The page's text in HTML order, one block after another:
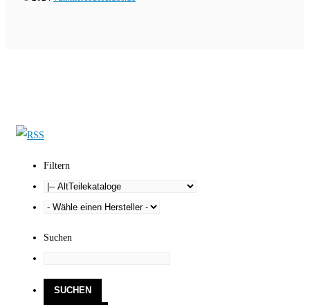
Filtern
Suchen